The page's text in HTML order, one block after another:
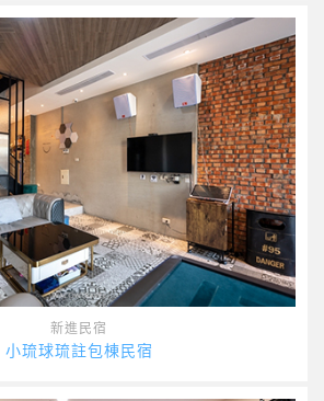
新進民宿
小琉球琉註包棟民宿